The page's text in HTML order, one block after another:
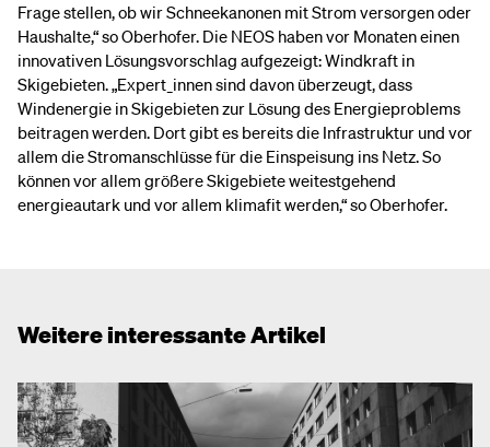
Frage stellen, ob wir Schneekanonen mit Strom versorgen oder
Haushalte,“ so Oberhofer. Die NEOS haben vor Monaten einen
innovativen Lösungsvorschlag aufgezeigt: Windkraft in
Skigebieten. „Expert_innen sind davon überzeugt, dass
Windenergie in Skigebieten zur Lösung des Energieproblems
beitragen werden. Dort gibt es bereits die Infrastruktur und vor
allem die Stromanschlüsse für die Einspeisung ins Netz. So
können vor allem größere Skigebiete weitestgehend
energieautark und vor allem klimafit werden,“ so Oberhofer.
Weitere interessante Artikel